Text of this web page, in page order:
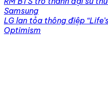
Samsung
LG lan tỏa thông điệp
Optimism